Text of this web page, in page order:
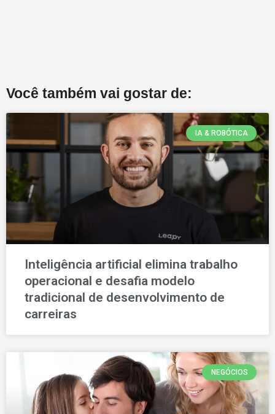
Você também vai gostar de:
IA & ROBÓTICA
Inteligência artificial elimina trabalho
operacional e desafia modelo
tradicional de desenvolvimento de
carreiras
NEGÓCIOS